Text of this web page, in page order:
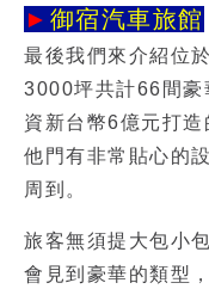
► 御宿汽車旅館
最後我們來介紹位
3000坪共計66間豪
資新台幣6億元打
他門有非常貼心的
周到。
旅客無須提大包小
會見到豪華的類型